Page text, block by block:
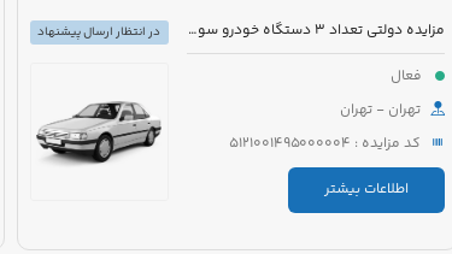
مزایده دولتی تعداد 3 دستگاه خودرو سواری و اتوبوس
فعال
تهران - تهران
کد مزایده : 5121001495000004
اطلاعات بیشتر
در انتظار ارسال پیشنهاد